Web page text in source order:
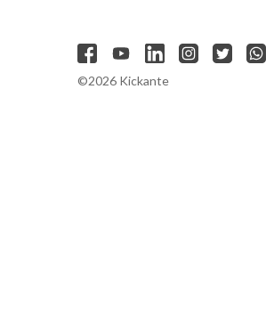
©2026 Kickante